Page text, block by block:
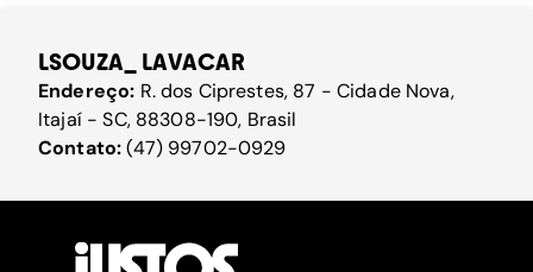
LSOUZA_ LAVACAR
Endereço: R. dos Ciprestes, 87 - Cidade Nova,
Itajaí - SC, 88308-190, Brasil
Contato:(47) 99702-0929